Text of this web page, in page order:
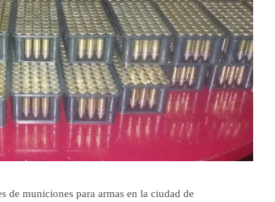
de municiones para armas en la ciudad de